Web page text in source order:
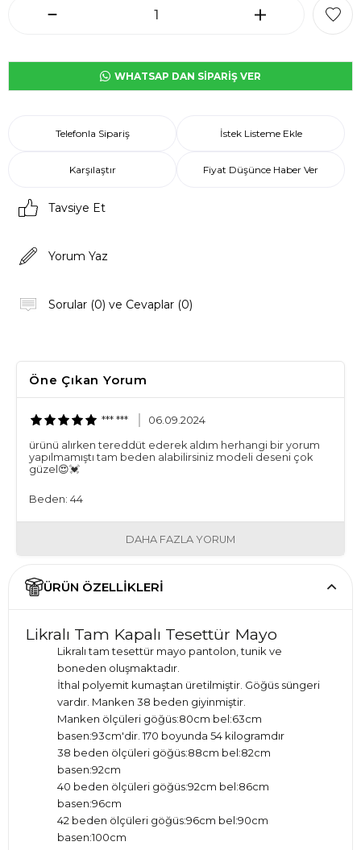
WHATSAP DAN SİPARİŞ VER
Telefonla Sipariş İstek Listeme Ekle
Karşılaştır Fiyat Düşünce Haber Ver
Tavsiye Et
Yorum Yaz
Sorular (0) ve Cevaplar (0)
Öne Çıkan Yorum
*** *** 06.09.2024
ürünü alırken tereddüt ederek aldım herhangi bir yorum
yapılmamıştı tam beden alabilirsiniz modeli deseni çok
güzel😍💓
Beden: 44
DAHA FAZLA YORUM
ÜRÜN ÖZELLIKLERI
Likralı Tam Kapalı Tesettür Mayo
Likralı tam tesettür mayo pantolon, tunik ve
boneden oluşmaktadır.
İthal polyemit kumaştan üretilmiştir. Göğüs süngeri
vardır. Manken 38 beden giyinmiştir.
Manken ölçüleri göğüs:80cm bel:63cm
basen:93cm'dir. 170 boyunda 54 kilogramdır
38 beden ölçüleri göğüs:88cm bel:82cm
basen:92cm
40 beden ölçüleri göğüs:92cm bel:86cm
basen:96cm
42 beden ölçüleri göğüs:96cm bel:90cm
basen:100cm